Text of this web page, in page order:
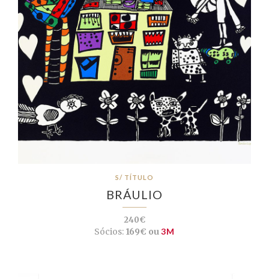
S/ TÍTULO
BRÁULIO
240€
Sócios: 169€ ou3M